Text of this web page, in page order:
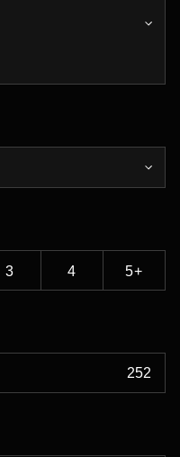
3 4 5+